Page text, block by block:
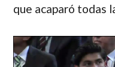
que acaparó todas